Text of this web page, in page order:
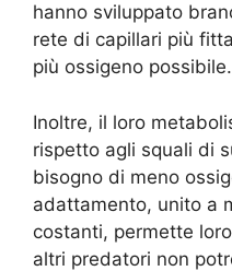
hanno sviluppato
rete di capillari più
più ossigeno possibile.
Inoltre, il loro
rispetto agli squali di
bisogno di meno
adattamento, unito a
costanti, permette
altri predatori non